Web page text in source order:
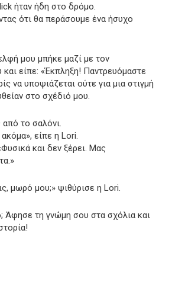
ήταν ήδη στο δρόμο.
ότι θα περάσουμε ένα ήσυχο
μου μπήκε μαζί με τον
είπε: «Έκπληξη! Παντρευόμαστε
να υποψιάζεται ούτε για μια στιγμή
στο σχέδιό μου.
το σαλόνι.
είπε η Lori.
και δεν ξέρει. Μας
μωρό μου;» ψιθύρισε η Lori.
Άφησε τη γνώμη σου στα σχόλια και